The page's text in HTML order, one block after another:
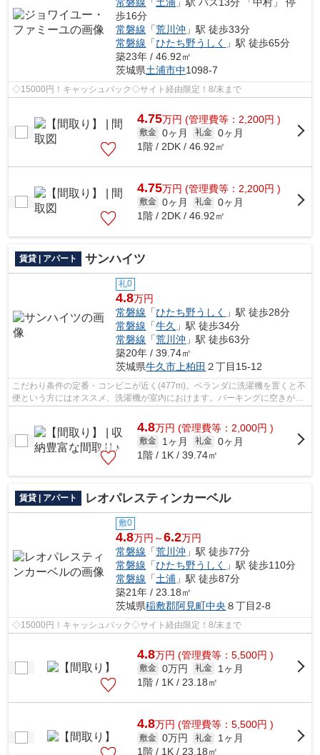
常磐線 「土浦 」駅 バス13分 「中村」 停
歩16分
常磐線 「荒川沖 」駅 徒歩33分
常磐線 「ひたち野うしく
」駅 徒歩65分
築23年 / 46.92㎡
茨城県土浦市中1098-7
◇15000円！キャッシュバック◇サイト経由限定！8/末まで
4.75万円 (管理費等：2,200円 )
敷金 0ヶ月 礼金 0ヶ月
1階 / 2DK / 46.92㎡
4.75万円 (管理費等：2,200円 )
敷金 0ヶ月 礼金 0ヶ月
1階 / 2DK / 46.92㎡
賃貸 | アパート サンハイツ
礼0
4.8万円
常磐線 「ひたち野うしく
」駅 徒歩28分
常磐線 「牛久 」駅 徒歩34分
常磐線 「荒川沖 」駅 徒歩63分
築20年 / 39.74㎡
茨城県牛久市上柏田 ２丁目15-12
こだわり条件の定番・コンビニが近く(477m)。ベランダに洗濯機を置くと不
便という方にはオススメ、洗濯機が室内におけます。パーキングに空きがあ
4.8万円 (管理費等：2,000円 )
敷金 1ヶ月 礼金 0ヶ月
1階 / 1K / 39.74㎡
賃貸 | アパート レオパレスティンカーベル
敷0
4.8万円～6.2万円
常磐線 「荒川沖 」駅 徒歩77分
常磐線 「ひたち野うしく
」駅 徒歩110分
常磐線 「土浦 」駅 徒歩87分
築21年 / 23.18㎡
茨城県稲敷郡阿見町中央 ８丁目2-8
◇15000円！キャッシュバック◇サイト経由限定！8/末まで
4.8万円 (管理費等：5,500円 )
敷金 0万円 礼金
1ヶ月
1階 / 1K / 23.18㎡
4.8万円 (管理費等：5,500円 )
敷金 0万円 礼金
1ヶ月
1階 / 1K / 23.18㎡